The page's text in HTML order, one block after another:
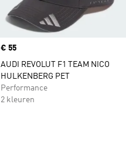
Price
€ 55
AUDI REVOLUT F1 TEAM NICO
HULKENBERG PET
Performance
2 kleuren